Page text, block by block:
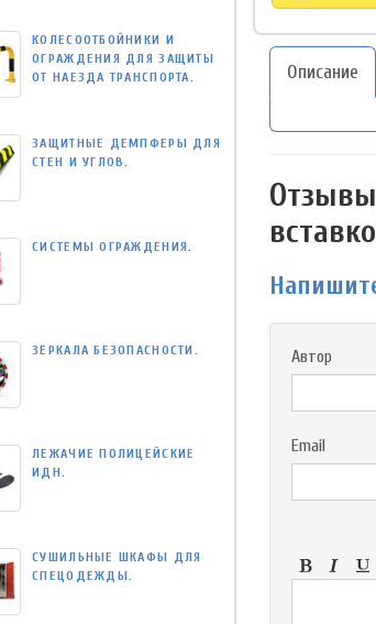
Описание
Автор
Email
КОЛЕСООТБОЙНИКИ И
ОГРАЖДЕНИЯ ДЛЯ ЗАЩИТЫ
ОТ НАЕЗДА ТРАНСПОРТА.
ЗАЩИТНЫЕ ДЕМПФЕРЫ ДЛЯ
СТЕН И УГЛОВ.
СИСТЕМЫ ОГРАЖДЕНИЯ.
ЗЕРКАЛА БЕЗОПАСНОСТИ.
ЛЕЖАЧИЕ ПОЛИЦЕЙСКИЕ
ИДН.
СУШИЛЬНЫЕ ШКАФЫ ДЛЯ
СПЕЦОДЕЖДЫ.